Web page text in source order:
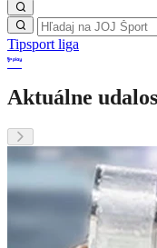
Tipsport liga
Aktuálne